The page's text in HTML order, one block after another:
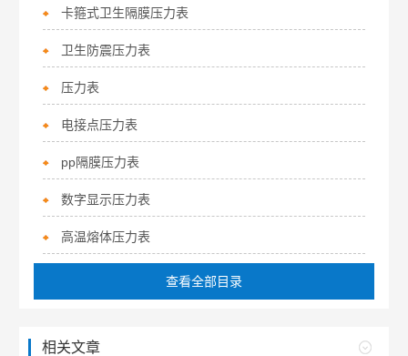
卡箍式卫生隔膜压力表
卫生防震压力表
压力表
电接点压力表
pp隔膜压力表
数字显示压力表
高温熔体压力表
查看全部目录
相关文章